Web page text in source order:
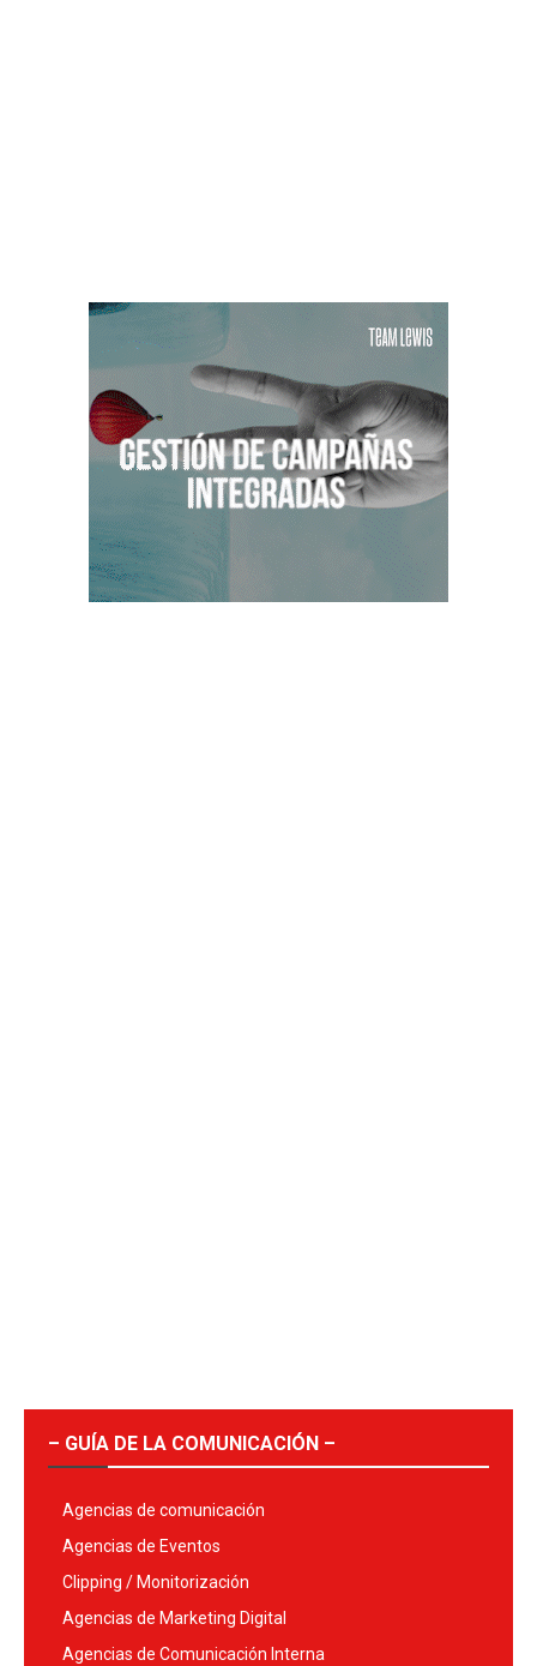
– GUÍA DE LA COMUNICACIÓN –
Agencias de comunicación
Agencias de Eventos
Clipping / Monitorización
Agencias de Marketing Digital
Agencias de Comunicación Interna